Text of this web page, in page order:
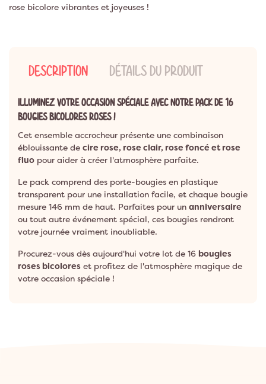
rose bicolore vibrantes et joyeuses !
DESCRIPTION DÉTAILS DU PRODUIT
ILLUMINEZ VOTRE OCCASION SPÉCIALE AVEC NOTRE PACK DE 16
BOUGIES BICOLORES ROSES !
Cet ensemble accrocheur présente une combinaison
éblouissante de cire rose, rose clair, rose foncé et rose
fluo pour aider à créer l'atmosphère parfaite.
Le pack comprend des porte-bougies en plastique
transparent pour une installation facile, et chaque bougie
mesure 146 mm de haut. Parfaites pour un anniversaire
ou tout autre événement spécial, ces bougies rendront
votre journée vraiment inoubliable.
Procurez-vous dès aujourd'hui votre lot de 16 bougies
roses bicolores et profitez de l'atmosphère magique de
votre occasion spéciale !